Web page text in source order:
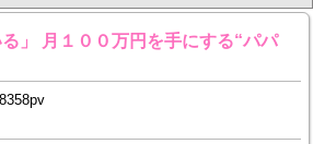
る」 月１００万円を手にする“パパ